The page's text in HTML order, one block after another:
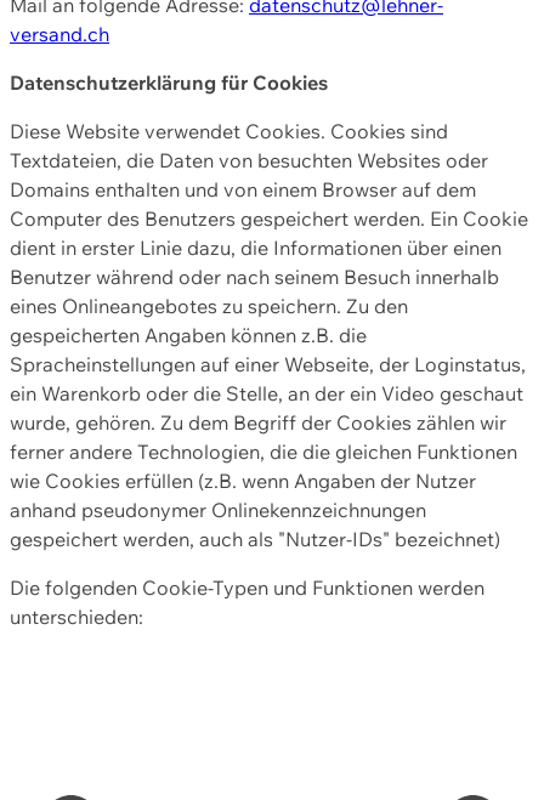
versand.ch
Datenschutzerklärung für Cookies
Diese Website verwendet Cookies. Cookies sind
Textdateien, die Daten von besuchten Websites oder
Domains enthalten und von einem Browser auf dem
Computer des Benutzers gespeichert werden. Ein Cookie
dient in erster Linie dazu, die Informationen über einen
Benutzer während oder nach seinem Besuch innerhalb
eines Onlineangebotes zu speichern. Zu den
gespeicherten Angaben können z.B. die
Spracheinstellungen auf einer Webseite, der Loginstatus,
ein Warenkorb oder die Stelle, an der ein Video geschaut
wurde, gehören. Zu dem Begriff der Cookies zählen wir
ferner andere Technologien, die die gleichen Funktionen
wie Cookies erfüllen (z.B. wenn Angaben der Nutzer
anhand pseudonymer Onlinekennzeichnungen
gespeichert werden, auch als "Nutzer-IDs" bezeichnet)
Die folgenden Cookie-Typen und Funktionen werden
unterschieden: